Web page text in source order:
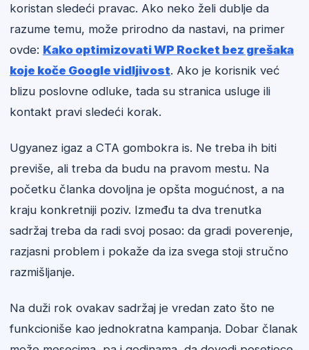
koristan sledeći pravac. Ako neko želi dublje da
razume temu, može prirodno da nastavi, na primer
ovde: Kako optimizovati WP Rocket bez grešaka
koje koče Google vidljivost. Ako je korisnik već
blizu poslovne odluke, tada su stranica usluge ili
kontakt pravi sledeći korak.
Ugyanez igaz a CTA gombokra is. Ne treba ih biti
previše, ali treba da budu na pravom mestu. Na
početku članka dovoljna je opšta mogućnost, a na
kraju konkretniji poziv. Između ta dva trenutka
sadržaj treba da radi svoj posao: da gradi poverenje,
razjasni problem i pokaže da iza svega stoji stručno
razmišljanje.
Na duži rok ovakav sadržaj je vredan zato što ne
funkcioniše kao jednokratna kampanja. Dobar članak